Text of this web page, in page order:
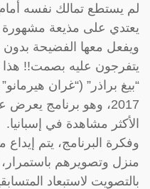
لم يستطع تمالك نفسه
يعتدي على مذيعة مشهورة
ويفعل معها الفضيحة
يتفرجون عليه بصمت!! هذا
“بيغ براذر” (“غران
الأكثر مشاهدة في إسبانيا.
وفكرة البرنامج، يتم
منزل وتصويرهم
بالتصويت لاستبعاد